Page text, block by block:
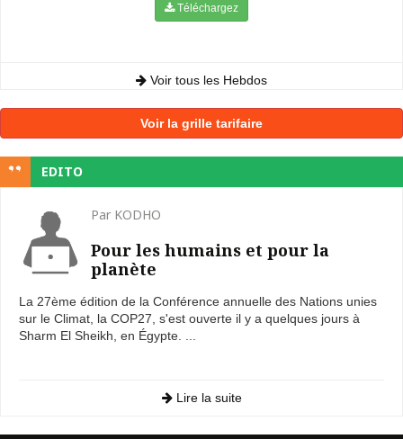
Téléchargez
Voir tous les Hebdos
Voir la grille tarifaire
EDITO
Par KODHO
Pour les humains et pour la
planète
La 27ème édition de la Conférence annuelle des Nations unies
sur le Climat, la COP27, s'est ouverte il y a quelques jours à
Sharm El Sheikh, en Égypte. ...
Lire la suite